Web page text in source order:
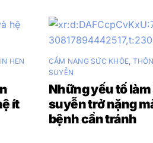
HEN
ít
CẨM NANG SỨC KHỎE
SUYỄN
Những yếu tố
suyễn trở nặng
bệnh cần tránh